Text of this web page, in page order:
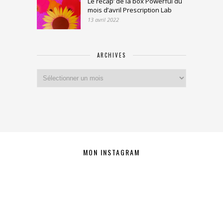
mois d’avril Prescription Lab
13 avril 2022
ARCHIVES
MON INSTAGRAM